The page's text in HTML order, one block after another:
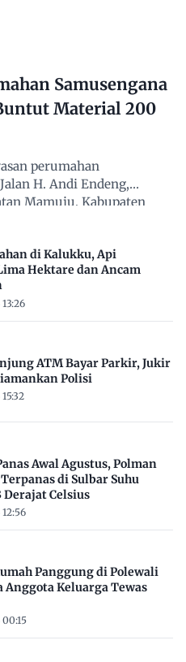
Samusengana
Material 200
perumahan
H. Andi Endeng,
Mamuju, Kabupaten
di Kalukku, Api
Hektare dan Ancam
ATM Bayar Parkir, Jukir
Polisi
Awal Agustus, Polman
di Sulbar Suhu
Derajat Celsius
Panggung di Polewali
Anggota Keluarga Tewas